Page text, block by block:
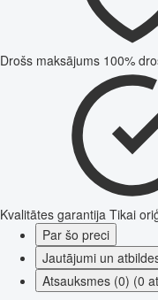
Drošs maksājums 100%
Kvalitātes garantija Tikai
Par šo preci
Jautājumi un
Atsauksmes (0) (0